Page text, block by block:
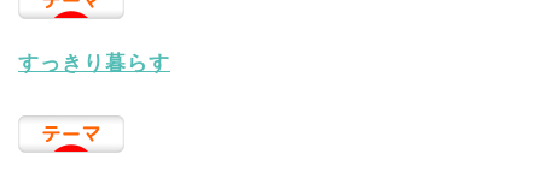
すっきり暮らす